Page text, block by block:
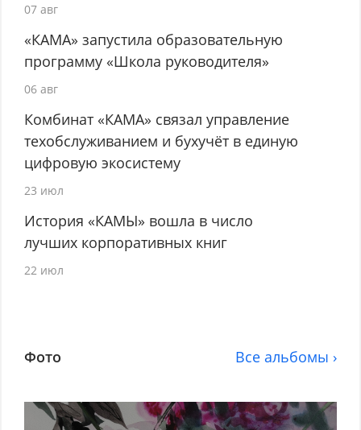
07 авг
«КАМА» запустила образовательную
программу «Школа руководителя»
06 авг
Комбинат «КАМА» связал управление
техобслуживанием и бухучёт в единую
цифровую экосистему
23 июл
История «КАМЫ» вошла в число
лучших корпоративных книг
22 июл
Фото Все альбомы ›